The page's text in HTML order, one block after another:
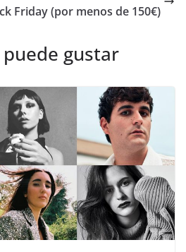
Friday (por menos de 150€)
gustar